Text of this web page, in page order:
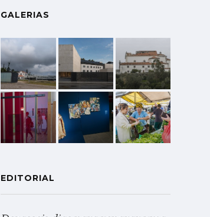
GALERIAS
EDITORIAL